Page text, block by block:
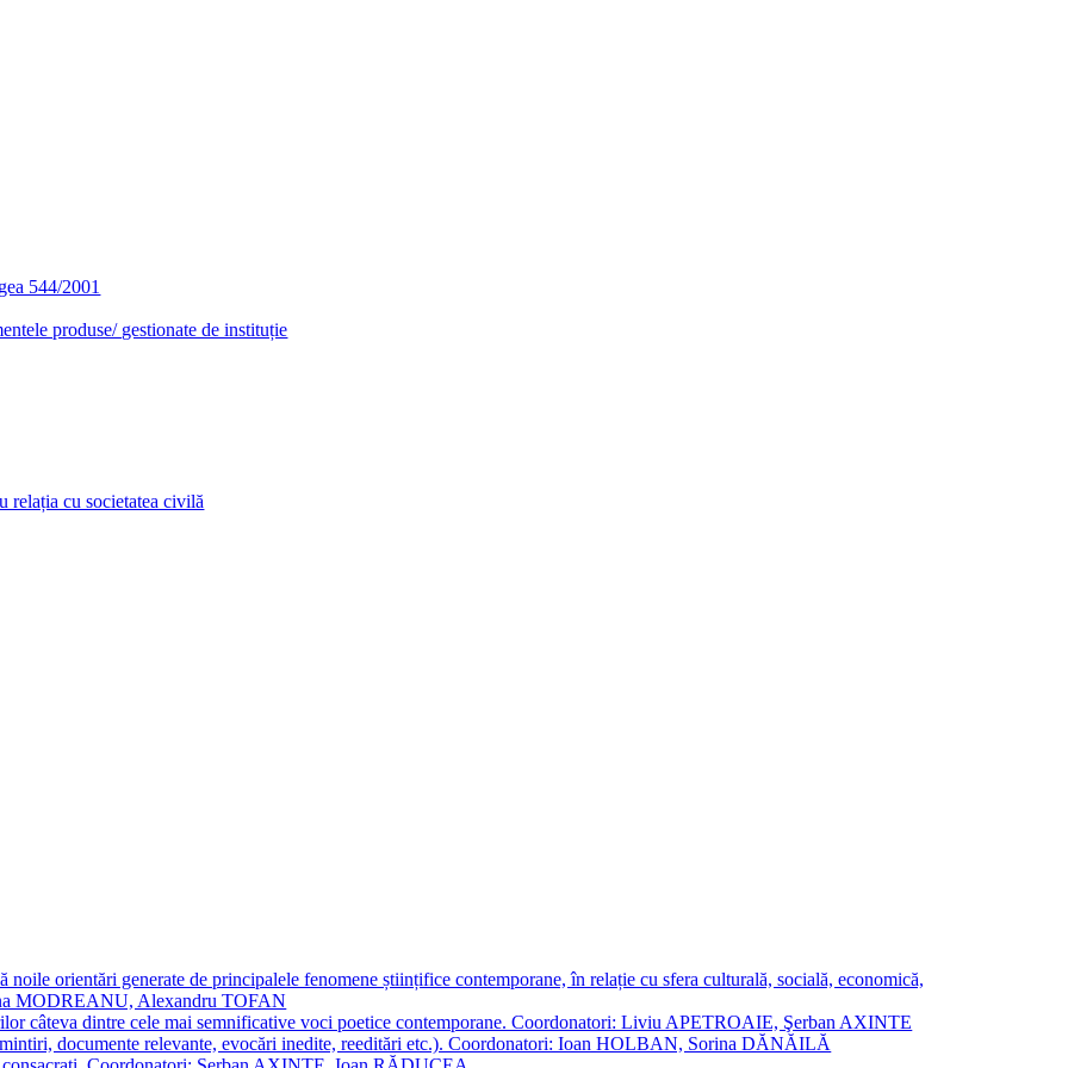
544/2001
produse/ gestionate de instituție
relația cu societatea civilă
noile orientări generate de principalele fenomene științifice contemporane, în relație cu sfera culturală, socială, economică,
MODREANU, Alexandru TOFAN
câteva dintre cele mai semnificative voci poetice contemporane. Coordonatori: Liviu APETROAIE, Şerban AXINTE
documente relevante, evocări inedite, reeditări etc.). Coordonatori: Ioan HOLBAN, Sorina DĂNĂILĂ